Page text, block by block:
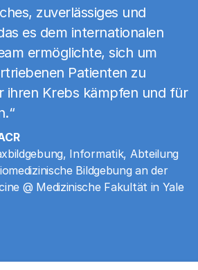
zuverlässiges und
es dem internationalen
ermöglichte, sich um
Patienten zu
ihren Krebs kämpfen und für
Informatik, Abteilung
Bildgebung an der
@ Medizinische Fakultät in Yale